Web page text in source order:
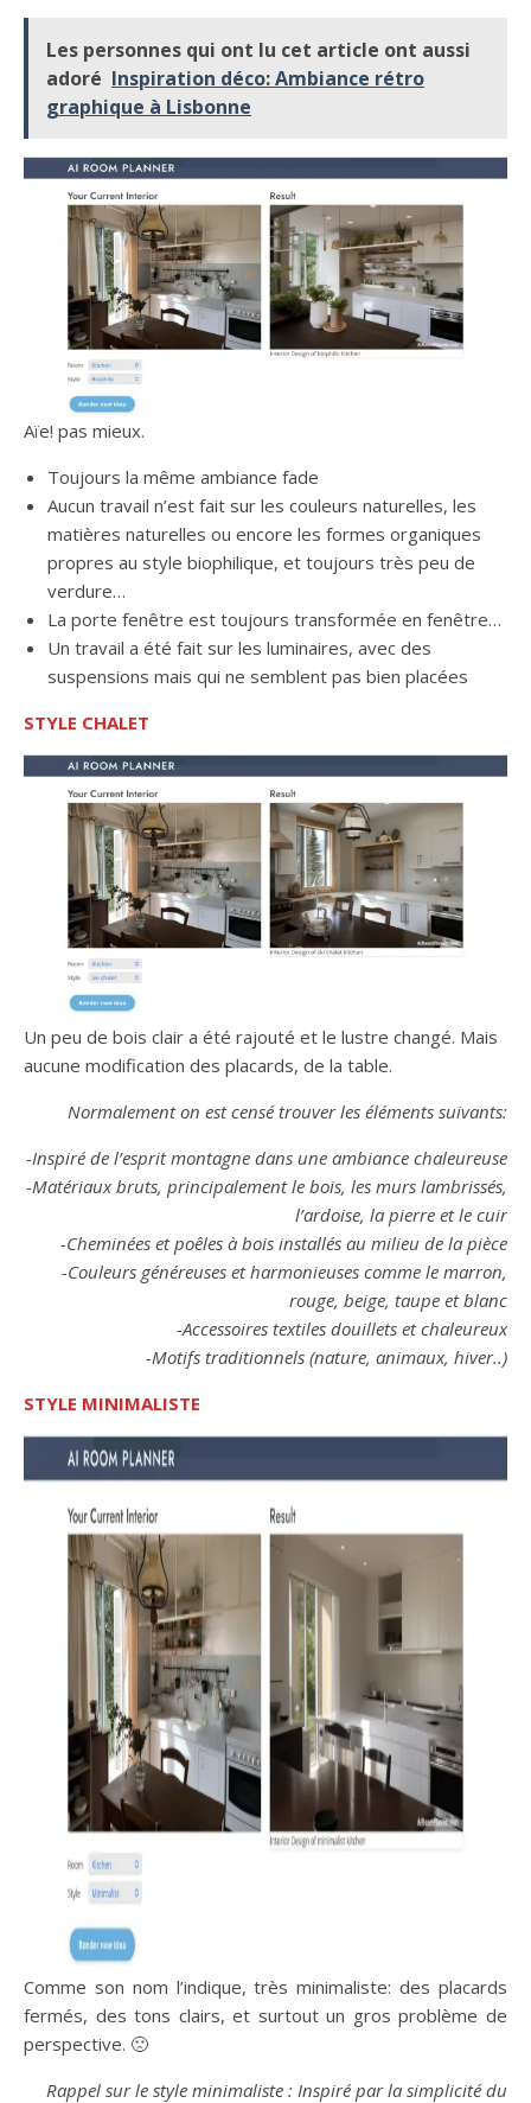
Les personnes qui ont lu cet article ont aussi
adoré Inspiration déco: Ambiance rétro
graphique à Lisbonne
Aïe! pas mieux.
Toujours la même ambiance fade
Aucun travail n’est fait sur les couleurs naturelles, les
matières naturelles ou encore les formes organiques
propres au style biophilique, et toujours très peu de
verdure…
La porte fenêtre est toujours transformée en fenêtre…
Un travail a été fait sur les luminaires, avec des
suspensions mais qui ne semblent pas bien placées
STYLE CHALET
Un peu de bois clair a été rajouté et le lustre changé. Mais
aucune modification des placards, de la table.
Normalement on est censé trouver les éléments suivants:
-Inspiré de l’esprit montagne dans une ambiance chaleureuse
-Matériaux bruts, principalement le bois, les murs lambrissés,
l’ardoise, la pierre et le cuir
-Cheminées et poêles à bois installés au milieu de la pièce
-Couleurs généreuses et harmonieuses comme le marron,
rouge, beige, taupe et blanc
-Accessoires textiles douillets et chaleureux
-Motifs traditionnels (nature, animaux, hiver..)
STYLE MINIMALISTE
Comme son nom l’indique, très minimaliste: des placards
fermés, des tons clairs, et surtout un gros problème de
perspective. 🙁
Rappel sur le style minimaliste : Inspiré par la simplicité du